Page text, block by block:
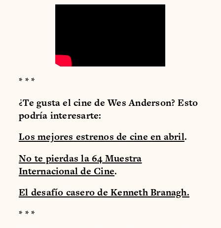
* * *
¿Te gusta el cine de Wes Anderson? Esto
podría interesarte:
Los mejores estrenos de cine en abril.
No te pierdas la 64 Muestra
Internacional de Cine.
El desafío casero de Kenneth Branagh.
* * *